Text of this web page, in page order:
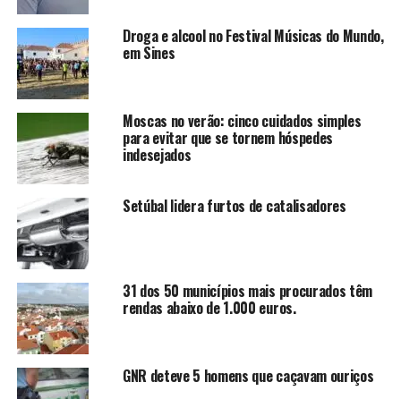
Droga e alcool no Festival Músicas do Mundo,
em Sines
Moscas no verão: cinco cuidados simples
para evitar que se tornem hóspedes
indesejados
Setúbal lidera furtos de catalisadores
31 dos 50 municípios mais procurados têm
rendas abaixo de 1.000 euros.
GNR deteve 5 homens que caçavam ouriços